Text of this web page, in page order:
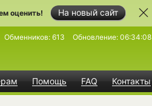
На новый сайт
оценить!
Помощь FAQ Контакты
Обменников: 613 Обновление: 06:34:08